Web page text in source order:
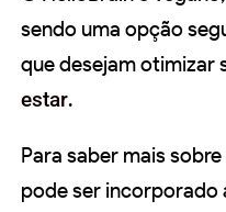
sendo uma opção
que desejam otimizar
estar.
Para saber mais
pode ser incorporado